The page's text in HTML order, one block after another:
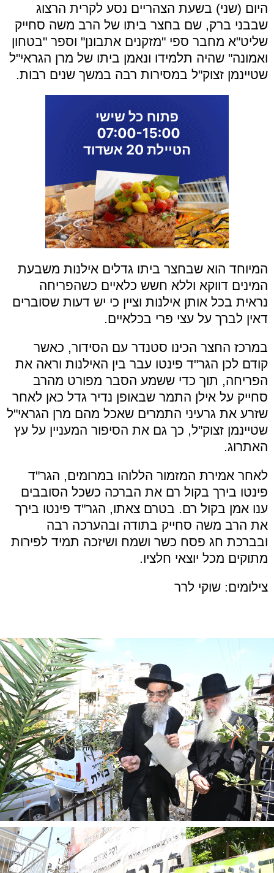
היום (שני) בשעת הצהריים נסע לקרית הרצוג
שבבני ברק, שם בחצר ביתו של הרב משה סחייק
שליט"א מחבר ספי "מזקנים אתבונן" וספר "בטחון
ואמונה" שהיה תלמידו ונאמן ביתו של מרן הגראי"ל
שטיינמן זצוק"ל במסירות רבה במשך שנים רבות.
המיוחד הוא שבחצר ביתו גדלים אילנות משבעת
המינים דווקא וללא חשש כלאיים כשהפריחה
נראית בכל אותן אילנות וציין כי יש דעות שסוברים
דאין לברך על עצי פרי בכלאיים.
במרכז החצר הכינו סטנדר עם הסידור, כאשר
קודם לכן הגר"ד פינטו עבר בין האילנות וראה את
הפריחה, תוך כדי ששמע הסבר מפורט מהרב
סחייק על אילן התמר שבאופן נדיר גדל כאן לאחר
שזרע את גרעיני התמרים שאכל מהם מרן הגראי"ל
שטיינמן זצוק"ל, כך גם את הסיפור המעניין על עץ
האתרוג.
לאחר אמירת המזמור הללוהו במרומים, הגר"ד
פינטו בירך בקול רם את הברכה כשכל הסובבים
ענו אמן בקול רם. בטרם צאתו, הגר"ד פינטו בירך
את הרב משה סחייק בתודה ובהערכה רבה
ובברכת חג פסח כשר ושמח ושיזכה תמיד לפירות
מתוקים מכל יוצאי חלציו.
צילומים: שוקי לרר